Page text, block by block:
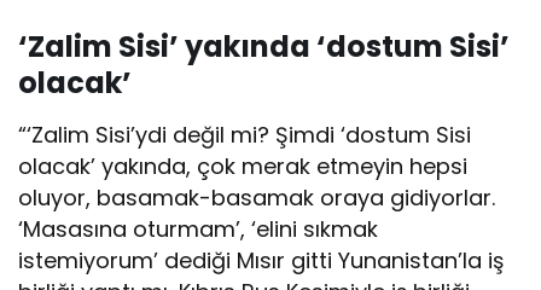
‘Zalim Sisi’ yakında ‘dostum Sisi’
olacak’
“‘Zalim Sisi’ydi değil mi? Şimdi ‘dostum Sisi
olacak’ yakında, çok merak etmeyin hepsi
oluyor, basamak-basamak oraya gidiyorlar.
‘Masasına oturmam’, ‘elini sıkmak
istemiyorum’ dediği Mısır gitti Yunanistan’la iş